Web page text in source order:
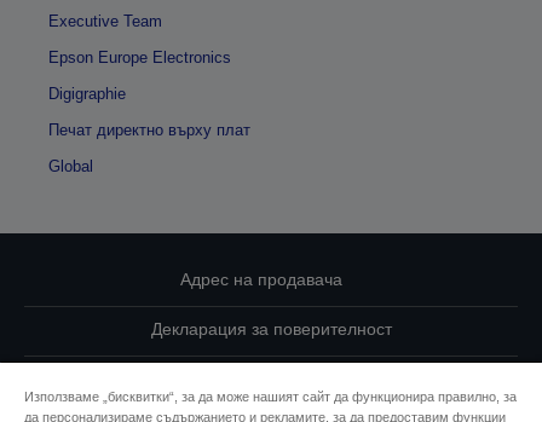
Executive Team
Epson Europe Electronics
Digigraphie
Печат директно върху плат
Global
Адрес на продавача
Декларация за поверителност
Използваме „бисквитки“, за да може нашият сайт да функционира правилно, за
да персонализираме съдържанието и рекламите, за да предоставим функции